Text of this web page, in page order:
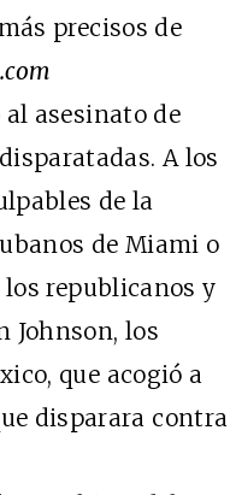
precisos de
asesinato de
A los
de la
de Miami o
los republicanos y
Johnson, los
que acogió a
disparara contra